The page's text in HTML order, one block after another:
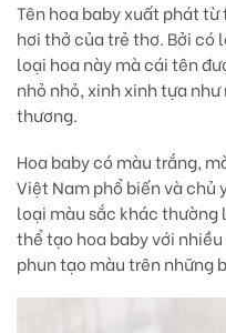
Tên hoa baby xuất phát từ
hơi thở của trẻ thơ. Bởi có
loại hoa này mà cái tên
nhỏ nhỏ, xinh xinh tựa
thương.
Hoa baby có màu trắng,
Việt Nam phổ biến và chủ
loại màu sắc khác thường
thể tạo hoa baby với
phun tạo màu trên những